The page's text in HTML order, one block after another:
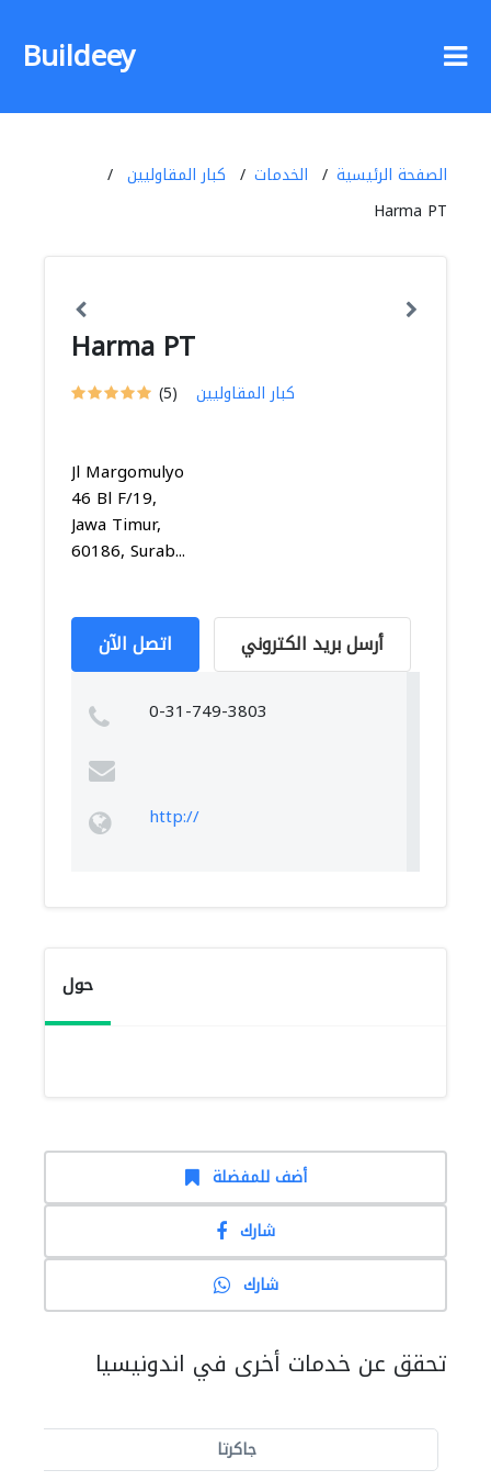
Buildeey
الصفحة الرئيسية الخدمات
كبار المقاوليين
Harma PT
Harma PT
(5) كبار المقاوليين
Jl Margomulyo
46 Bl F/19,
Jawa Timur,
60186, Surab...
اتصل الآن أرسل بريد الكتروني
0-31-749-3803
http://
حول
أضف للمفضلة
شارك
شارك
تحقق عن خدمات أخرى في اندونيسيا
جاكرتا